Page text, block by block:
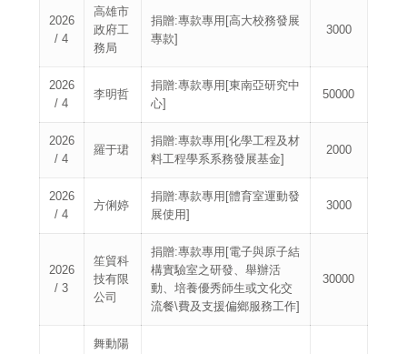
2026
/ 4
高雄市
政府工
務局
捐贈:專款專用[高大校務發展
專款]
3000
2026
/ 4
李明哲
捐贈:專款專用[東南亞研究中
心]
50000
2026
/ 4
羅于珺
捐贈:專款專用[化學工程及材
料工程學系系務發展基金]
2000
2026
/ 4
方俐婷
捐贈:專款專用[體育室運動發
展使用]
3000
2026
/ 3
笙貿科
技有限
公司
捐贈:專款專用[電子與原子結
構實驗室之研發、舉辦活
動、培養優秀師生或文化交
流餐\費及支援偏鄉服務工作]
30000
舞動陽